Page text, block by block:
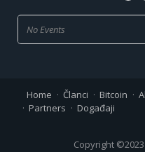
No Events
Home Članci Bitcoin
Partners
Događaji
Copyright